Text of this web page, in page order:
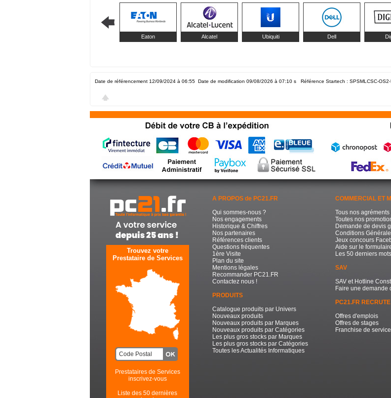
Eaton Alcatel Ubiquiti Dell
Date de référencement 12/09/2024 à 06:55 Date de modification 09/08/2026 à 07:10 s Référence Startech : SPSMLCSC-
Trouvez votre
Prestataire de Services
Prestataires de Services
inscrivez-vous
Liste des 50 dernières
A PROPOS de PC21.FR
Qui sommes-nous ?
Nos engagements
Historique & Chiffres
Nos partenaires
Références clients
Questions fréquentes
1ère Visite
Plan du site
Mentions légales
Recommander PC21.FR
Contactez nous !
PRODUITS
Catalogue produits par Univers
Nouveaux produits
Nouveaux produits par Marques
Nouveaux produits par Catégories
Les plus gros stocks par Marques
Les plus gros stocks par Catégories
Toutes les Actualités Informatiques
COMMERCIAL ET
Tous nos
Toutes nos
Demande de devis
Conditions
Jeux concours
Aide sur le
Les 50 derniers
SAV
SAV et Hotline
Faire une demande
PC21.FR RECRUTE
Offres d'emplois
Offres de stages
Franchise de